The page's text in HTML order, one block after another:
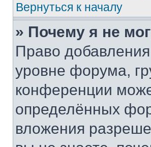
Вернуться к началу
» Почему я не
Право
уровне форума,
конференции
определённых
вложения